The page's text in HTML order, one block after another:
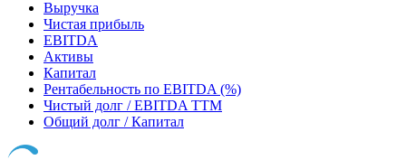
Выручка
Чистая прибыль
EBITDA
Активы
Капитал
Рентабельность по EBITDA (%)
Чистый долг / EBITDA TTM
Общий долг / Капитал